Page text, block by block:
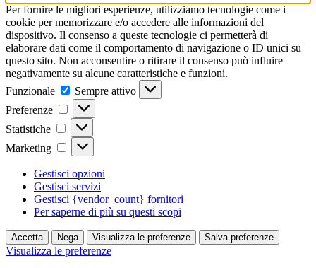
Per fornire le migliori esperienze, utilizziamo tecnologie come i
cookie per memorizzare e/o accedere alle informazioni del
dispositivo. Il consenso a queste tecnologie ci permetterà di
elaborare dati come il comportamento di navigazione o ID unici su
questo sito. Non acconsentire o ritirare il consenso può influire
negativamente su alcune caratteristiche e funzioni.
Funzionale
Funzionale
Sempre attivo
Preferenze
Preferenze
Statistiche Statistiche
Marketing Marketing
Gestisci opzioni
Gestisci servizi
Gestisci {vendor_count} fornitori
Per saperne di più su questi scopi
Accetta Nega Visualizza le preferenze Salva preferenze
Visualizza le preferenze